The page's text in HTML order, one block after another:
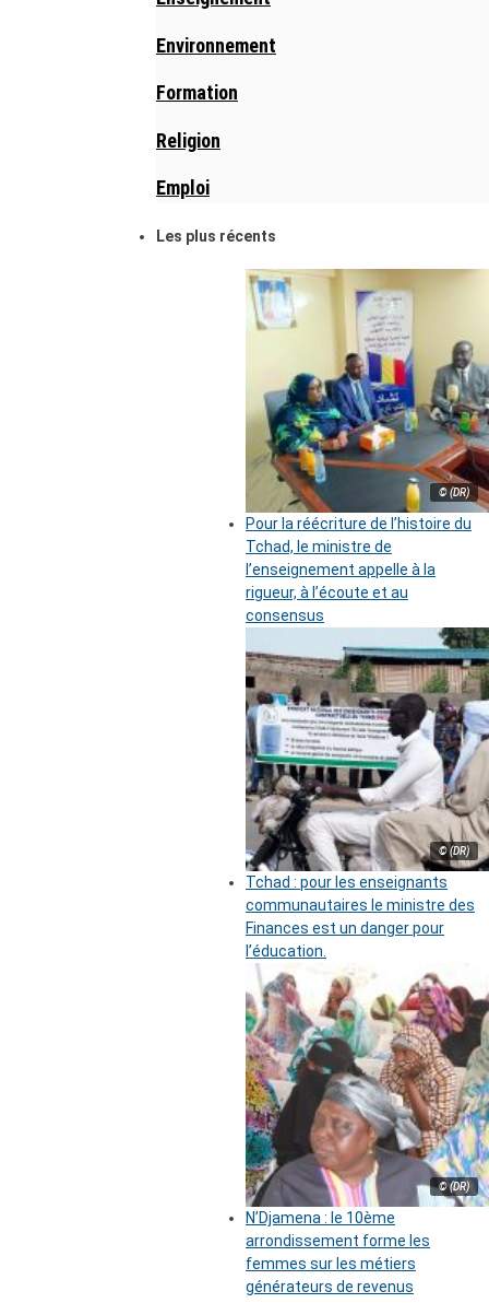
Environnement
Formation
Religion
Emploi
Les plus récents
© (DR)
Pour la réécriture de l’histoire du
Tchad, le ministre de
l’enseignement appelle à la
rigueur, à l’écoute et au
consensus
© (DR)
Tchad : pour les enseignants
communautaires le ministre des
Finances est un danger pour
l’éducation.
© (DR)
N’Djamena : le 10ème
arrondissement forme les
femmes sur les métiers
générateurs de revenus